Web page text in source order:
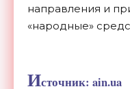
направления и
«народные»
Источник: ain.ua